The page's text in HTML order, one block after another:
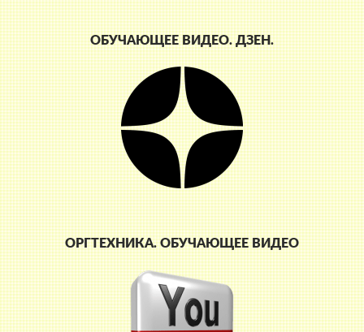
ОБУЧАЮЩЕЕ ВИДЕО. ДЗЕН.
ОРГТЕХНИКА. ОБУЧАЮЩЕЕ ВИДЕО